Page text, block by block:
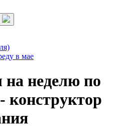
в мае
на неделю по
конструктор